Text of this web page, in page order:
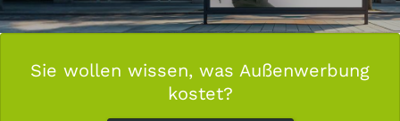
Sie wollen wissen, was Außenwerbung
kostet?